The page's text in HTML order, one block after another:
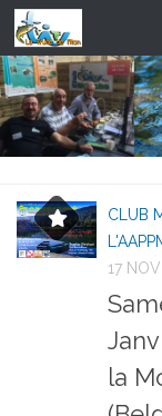
Skip to content
CLUB
17
la